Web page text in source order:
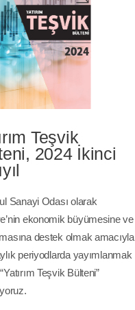
Teşvik
2024 İkinci
Sanayi Odası olarak
ekonomik büyümesine ve
destek olmak amacıyla
periyodlarda yayımlanmak
Teşvik Bülteni”